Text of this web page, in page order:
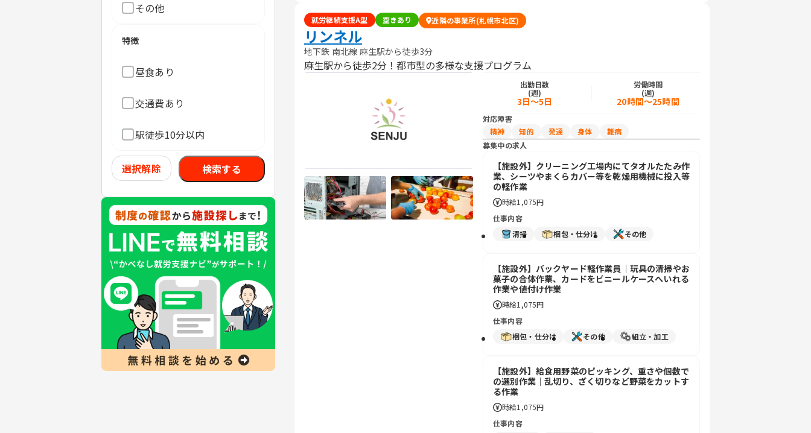
その他
特徴
昼食あり
交通費あり
駅徒歩10分以内
選択解除 検索する
就労継続支援A型 空きあり 近隣の事業所(札幌市北区)
リンネル
地下鉄 南北線 麻生駅から徒歩3分
麻生駅から徒歩2分！都市型の多様な支援プログラム
出勤日数
(週)
3日～5日
労働時間
(週)
20時間～25時間
対応障害
精神
知的 発達 身体
難病
募集中の求人
【施設外】クリーニング工場内にてタオルたたみ作
業、シーツやまくらカバー等を乾燥用機械に投入等
の軽作業
時給1,075円
仕事内容
清掃
梱包・仕分け その他
【施設外】バックヤード軽作業員｜玩具の清掃やお
菓子の合体作業、カードをビニールケースへいれる
作業や値付け作業
時給1,075円
仕事内容
梱包・仕分け
その他 組立・加工
【施設外】給食用野菜のピッキング、重さや個数で
の選別作業｜乱切り、ざく切りなど野菜をカットす
る作業
時給1,075円
仕事内容